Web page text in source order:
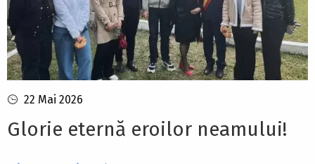
22 Mai 2026
Glorie eternă eroilor neamului!